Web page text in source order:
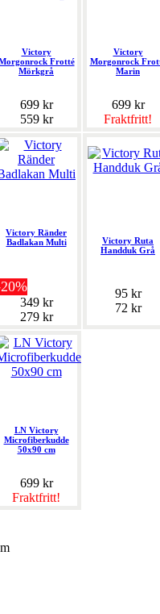
Victory
Frotté
Mörkgrå
699 kr
559 kr
Victory
Morgonrock
Marin
699 kr
Fraktfritt!
Victory Ränder
Badlakan Multi
349 kr
279 kr
Victory Ruta
Handduk Grå
95 kr
72 kr
LN Victory
Microfiberkudde
50x90 cm
699 kr
Fraktfritt!